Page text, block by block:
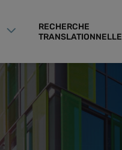
RECHERCHE
TRANSLATIONNELLE